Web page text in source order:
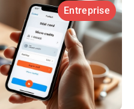
Entreprise